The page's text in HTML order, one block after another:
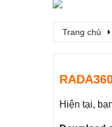
Trang chủ
Hiện tại,